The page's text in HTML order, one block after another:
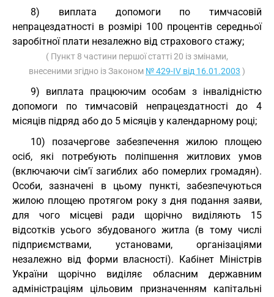
8) виплата допомоги по тимчасовій
непрацездатності в розмірі 100 процентів середньої
заробітної плати незалежно від страхового стажу;
( Пункт 8 частини першої статті 20 із змінами,
внесеними згідно із Законом № 429-IV від 16.01.2003 )
9) виплата працюючим особам з інвалідністю
допомоги по тимчасовій непрацездатності до 4
місяців підряд або до 5 місяців у календарному році;
10) позачергове забезпечення жилою площею
осіб, які потребують поліпшення житлових умов
(включаючи сім'ї загиблих або померлих громадян).
Особи, зазначені в цьому пункті, забезпечуються
жилою площею протягом року з дня подання заяви,
для чого місцеві ради щорічно виділяють 15
відсотків усього збудованого житла (в тому числі
підприємствами, установами, організаціями
незалежно від форми власності). Кабінет Міністрів
України щорічно виділяє обласним державним
адміністраціям цільовим призначенням капітальні